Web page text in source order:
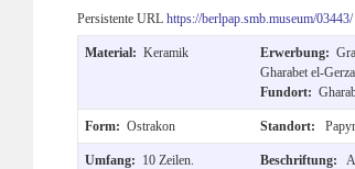
springen
Persistente URL https://berlpap.smb.museum/03443/
Material: Keramik Erwerbung:
Gharabet el-
Fundort:
Form: Ostrakon Standort:
Umfang: 10 Zeilen. Beschriftung: